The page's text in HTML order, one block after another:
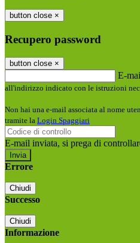
button close ×
Recupero password
button close ×
E-
all'indirizzo indicato con le istruzioni
Non hai una e-mail associata al nome
tramite la Login Spaggiari
E-mail inviata, si prega di
Errore
Chiudi
Successo
Chiudi
Informazione